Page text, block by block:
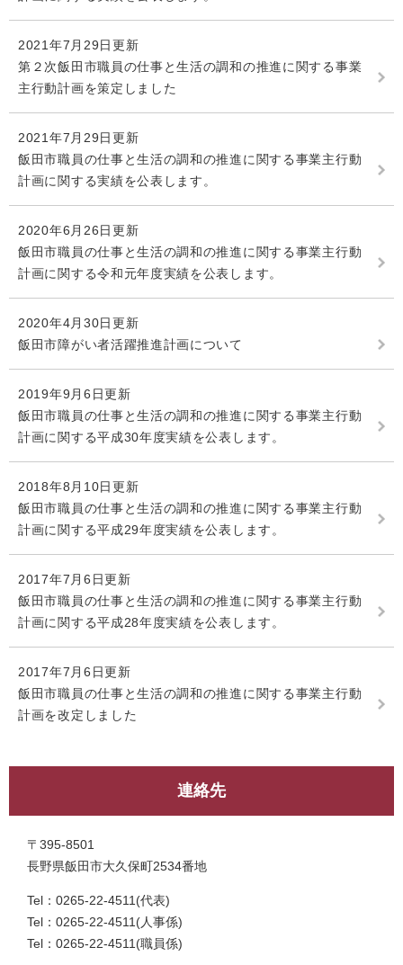
2021年7月29日更新
第２次飯田市職員の仕事と生活の調和の推進に関する事業
主行動計画を策定しました
2021年7月29日更新
飯田市職員の仕事と生活の調和の推進に関する事業主行動
計画に関する実績を公表します。
2020年6月26日更新
飯田市職員の仕事と生活の調和の推進に関する事業主行動
計画に関する令和元年度実績を公表します。
2020年4月30日更新
飯田市障がい者活躍推進計画について
2019年9月6日更新
飯田市職員の仕事と生活の調和の推進に関する事業主行動
計画に関する平成30年度実績を公表します。
2018年8月10日更新
飯田市職員の仕事と生活の調和の推進に関する事業主行動
計画に関する平成29年度実績を公表します。
2017年7月6日更新
飯田市職員の仕事と生活の調和の推進に関する事業主行動
計画に関する平成28年度実績を公表します。
2017年7月6日更新
飯田市職員の仕事と生活の調和の推進に関する事業主行動
計画を改定しました
連絡先
〒395-8501
長野県飯田市大久保町2534番地
Tel：0265-22-4511 代表
Tel：0265-22-4511
人事係
Tel：0265-22-4511 職員係